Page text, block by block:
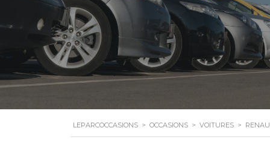
LEPARCOCCASIONS > OCCASIONS > VOITURES >